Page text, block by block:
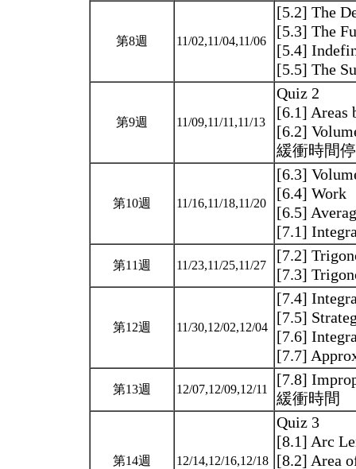
第8週 11/02,11/04,11/06
[5.2] The
[5.3] The
[5.4]
[5.5] The
第9週 11/09,11/11,11/13
Quiz 2
[6.1] Areas
[6.2]
緩衝時間
第10週 11/16,11/18,11/20
[6.3]
[6.4]
[6.5]
[7.1]
第11週 11/23,11/25,11/27
[7.2]
[7.3]
第12週 11/30,12/02,12/04
[7.4]
[7.5]
[7.6]
[7.7]
第13週 12/07,12/09,12/11
[7.8]
緩衝時間
第14週 12/14,12/16,12/18
Quiz 3
[8.1] Arc
[8.2] Area